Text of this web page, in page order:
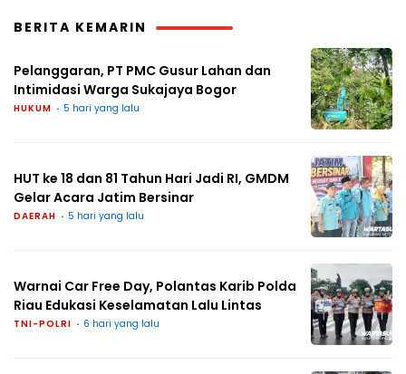
BERITA KEMARIN
Pelanggaran, PT PMC Gusur Lahan dan
Intimidasi Warga Sukajaya Bogor
HUKUM 5 hari yang lalu
HUT ke 18 dan 81 Tahun Hari Jadi RI, GMDM
Gelar Acara Jatim Bersinar
DAERAH 5 hari yang lalu
Warnai Car Free Day, Polantas Karib Polda
Riau Edukasi Keselamatan Lalu Lintas
TNI-POLRI 6 hari yang lalu